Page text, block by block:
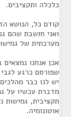
כלכלה ותקציבים.
קודם כל, הנושא
ואני חושבת שהם
מערכתית של
אכן אנחנו
יש לנו כבר
מדברת עכשיו על
תקציבית, גמישות
אוטונומיה.